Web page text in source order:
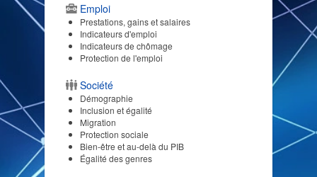
Emploi
Prestations, gains et salaires
Indicateurs d'emploi
Indicateurs de chômage
Protection de l'emploi
Société
Démographie
Inclusion et égalité
Migration
Protection sociale
Bien-être et au-delà du PIB
Égalité des genres